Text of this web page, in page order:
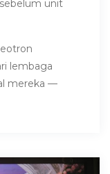
unit
lembaga
mereka —